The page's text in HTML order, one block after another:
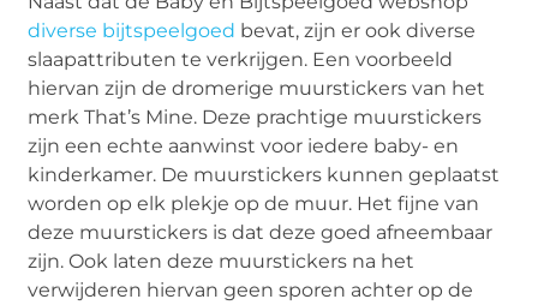
diverse bijtspeelgoed bevat, zijn er ook diverse
slaapattributen te verkrijgen. Een voorbeeld
hiervan zijn de dromerige muurstickers van het
merk That’s Mine. Deze prachtige muurstickers
zijn een echte aanwinst voor iedere baby- en
kinderkamer. De muurstickers kunnen geplaatst
worden op elk plekje op de muur. Het fijne van
deze muurstickers is dat deze goed afneembaar
zijn. Ook laten deze muurstickers na het
verwijderen hiervan geen sporen achter op de